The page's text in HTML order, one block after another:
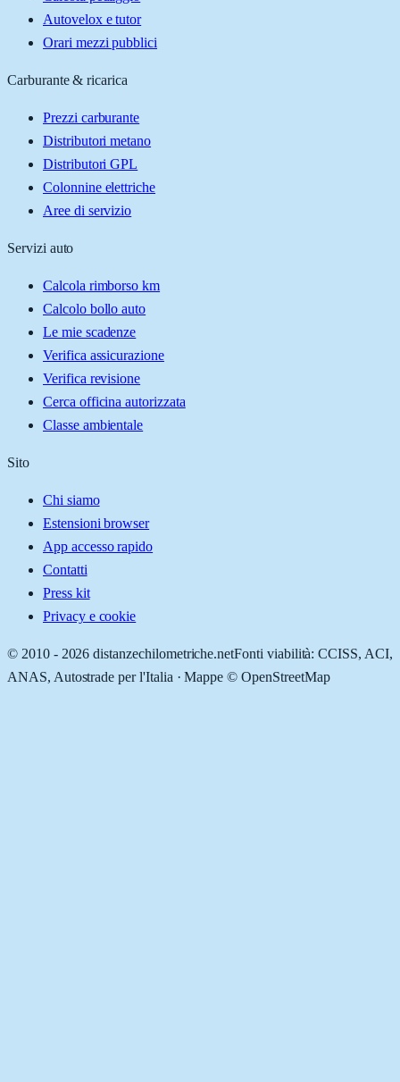
Autovelox e tutor
Orari mezzi pubblici
Carburante & ricarica
Prezzi carburante
Distributori metano
Distributori GPL
Colonnine elettriche
Aree di servizio
Servizi auto
Calcola rimborso km
Calcolo bollo auto
Le mie scadenze
Verifica assicurazione
Verifica revisione
Cerca officina autorizzata
Classe ambientale
Sito
Chi siamo
Estensioni browser
App accesso rapido
Contatti
Press kit
Privacy e cookie
© 2010 - 2026 distanzechilometriche.netFonti viabilità: CCISS, ACI,
ANAS, Autostrade per l'Italia · Mappe © OpenStreetMap